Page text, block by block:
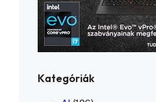
Kategóriák